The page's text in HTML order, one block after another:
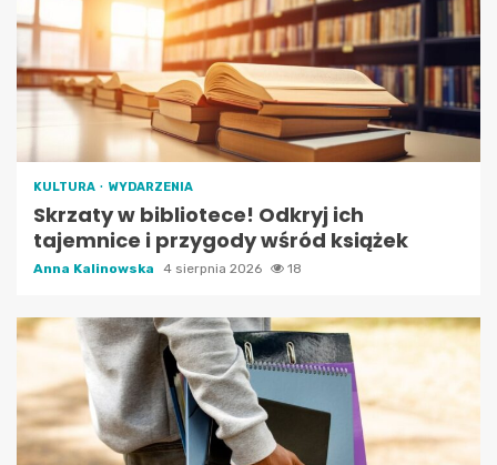
KULTURA WYDARZENIA
Skrzaty w bibliotece! Odkryj ich
tajemnice i przygody wśród książek
Anna Kalinowska 4 sierpnia 2026 18